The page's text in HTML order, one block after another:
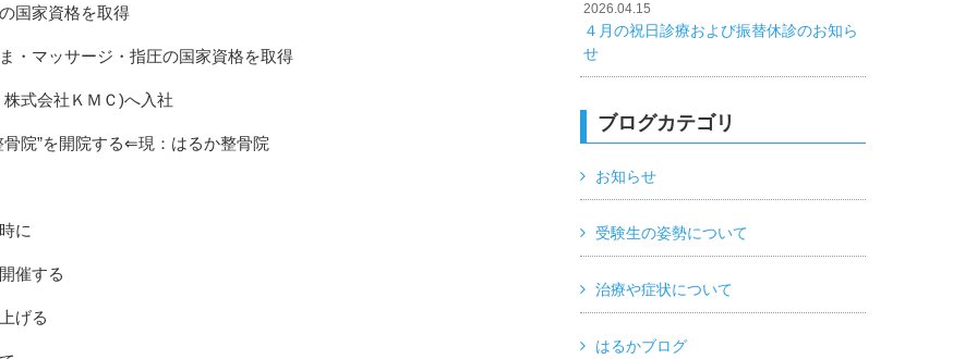
国家資格を取得
マッサージ・指圧の国家資格を取得
式会社ＫＭＣ)へ入社
院”を開院する⇐現：はるか整骨院
に
催する
げる
2026.04.15
４月の祝日診療および振替休診のお知ら
せ
ブログカテゴリ
お知らせ
受験生の姿勢について
治療や症状について
はるかブログ